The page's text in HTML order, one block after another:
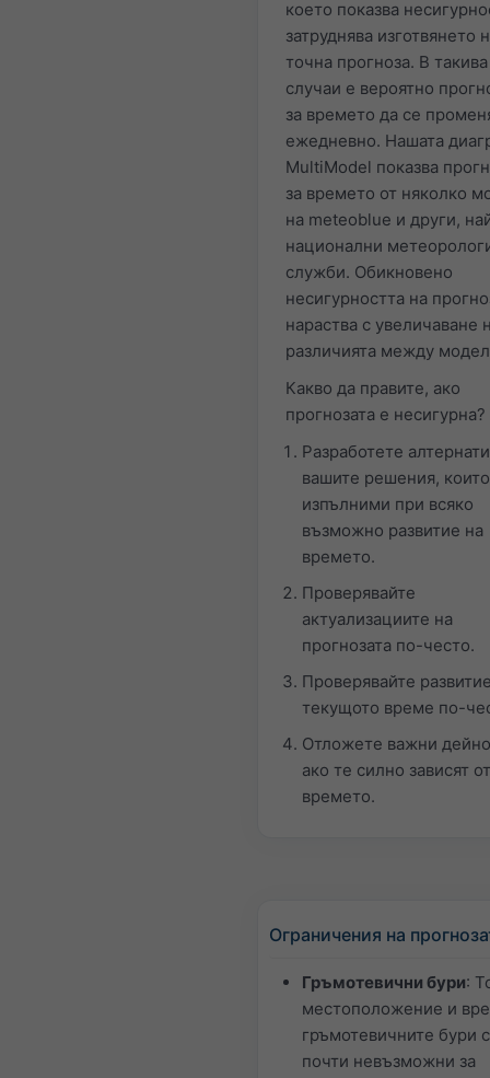
което показва
затруднява изготвянето
точна прогноза. В такива
случаи е вероятно
за времето да се
ежедневно. Нашата
MultiModel показва
за времето от няколко
на meteoblue и други,
национални
служби. Обикновено
несигурността на
нараства с увеличаване
различията между
Какво да правите, ако
прогнозата е несигурна?
Разработете
вашите решения,
изпълними при всяко
възможно развитие на
времето.
Проверявайте
актуализациите на
прогнозата по-често.
Проверявайте
текущото време по-
Отложете важни
ако те силно зависят от
времето.
Ограничения на
Гръмотевични бури:
местоположение и
гръмотевичните бури
почти невъзможни за